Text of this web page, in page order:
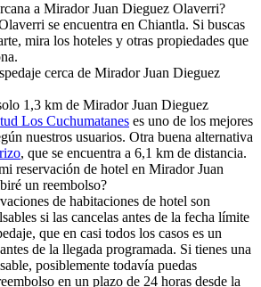
a Mirador Juan Dieguez Olaverri?
se encuentra en Chiantla. Si buscas
mira los hoteles y otras propiedades que
cerca de Mirador Juan Dieguez
1,3 km de Mirador Juan Dieguez
Los Cuchumatanes es uno de los mejores
nuestros usuarios. Otra buena alternativa
, que se encuentra a 6,1 km de distancia.
reservación de hotel en Mirador Juan
un reembolso?
de habitaciones de hotel son
si las cancelas antes de la fecha límite
que en casi todos los casos es un
de la llegada programada. Si tienes una
posiblemente todavía puedas
en un plazo de 24 horas desde la